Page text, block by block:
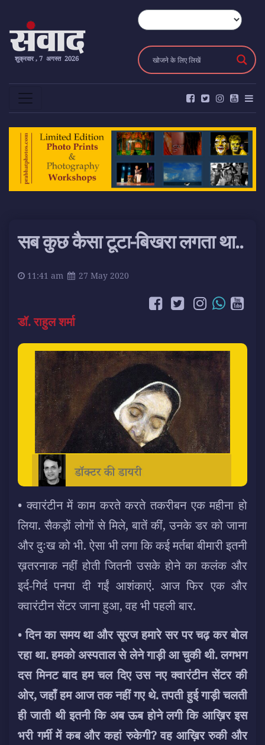
शुक्रवार , 7 अगस्त 2026
सब कुछ कैसा टूटा-बिखरा लगता था..
11:41 am 27 May 2020
डॉ. राहुल शर्मा
• क्वारंटीन में काम करते करते तकरीबन एक महीना हो
लिया. सैकड़ों लोगों से मिले, बातें कीं, उनके डर को जाना
और दुःख को भी. ऐसा भी लगा कि कई मर्तबा बीमारी इतनी
ख़तरनाक नहीं होती जितनी उसके होने का कलंक और
इर्द-गिर्द पनपा दी गईं आशंकाएं. आज फिर एक और
क्वारंटीन सेंटर जाना हुआ, वह भी पहली बार.
•दिन का समय था और सूरज हमारे सर पर चढ़ कर बोल
रहा था. हमको अस्पताल से लेने गाड़ी आ चुकी थी. लगभग
दस मिनट बाद हम चल दिए उस नए क्वारंटीन सेंटर की
ओर, जहाँ हम आज तक नहीं गए थे. तपती हुई गाड़ी चलती
ही जाती थी इतनी कि अब ऊब होने लगी कि आख़िर इस
भरी गर्मी में कब और कहां रुकेगी? वह आख़िर रुकी और